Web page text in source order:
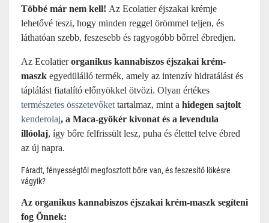
Többé már nem kell! Az Ecolatier éjszakai krémje
lehetővé teszi, hogy minden reggel örömmel teljen, és
láthatóan szebb, feszesebb és ragyogóbb bőrrel ébredjen.
Az Ecolatierorganikus kannabiszos éjszakai krém-
maszk egyedülálló termék, amely az intenzív hidratálást és
táplálást fiatalító előnyökkel ötvözi. Olyan értékes
természetes összetevőket tartalmaz, mint a hidegen sajtolt
kenderolaj, a Maca-gyökér kivonat és a levendula
illóolaj, így bőre felfrissült lesz, puha és élettel telve ébred
az új napra.
Fáradt, fényességtől megfosztott bőre van, és feszesítő lökésre
vágyik?
Az organikus kannabiszos éjszakai krém-maszk segíteni
fog Önnek: